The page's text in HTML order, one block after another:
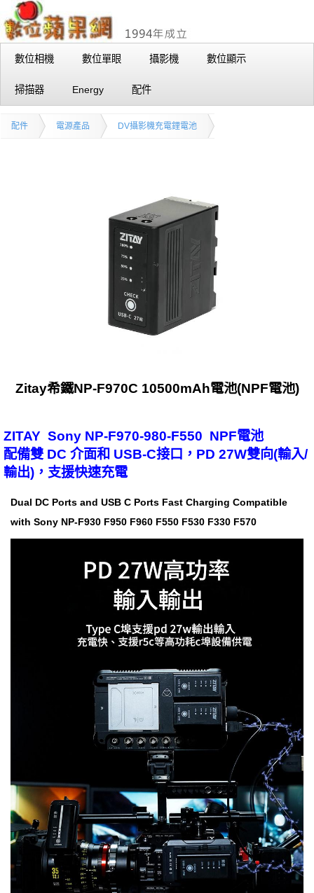
數位相機 數位單眼 攝影機 數位顯示
掃描器 Energy 配件
配件 電源產品 DV攝影機充電鋰電池
Zitay希鐵NP-F970C 10500mAh電池(NPF電池)
ZITAY Sony NP-F970-980-F550 NPF電池
配備雙 DC 介面和 USB-C接口，PD 27W雙向(輸入/
輸出)，支援快速充電
Dual DC Ports and USB C Ports Fast Charging Compatible
with Sony NP-F930 F950 F960 F550 F530 F330 F570